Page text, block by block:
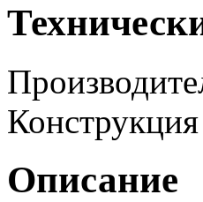
Конструкция
Описание